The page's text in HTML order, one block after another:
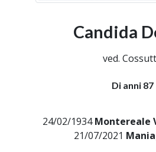
Candida
ved.
Di anni 87
24/02/1934Montereale
21/07/2021